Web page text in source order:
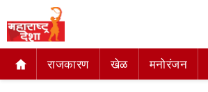
राजकारण खेळ मनोरंजन